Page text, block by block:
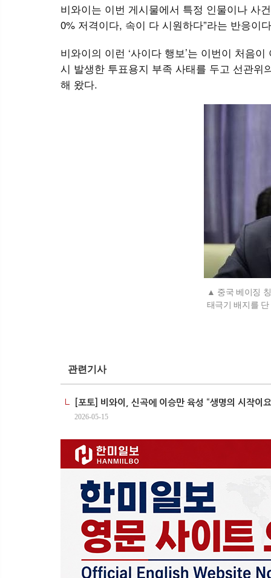
비와이는 이번 게시물에서 특정 인물이나 사
0% 저격이다, 속이 다 시원하다”라는 반응이
비와이의 이런 ‘사이다 행보’는 이번이 처음
시 발생한 투표용지 부족 사태를 두고 선관위
해 왔다.
중국 베이징
태극기 배지를
관련기사
[포토] 비와이, 신곡에 이승만 육성 “생명의 시작이
2026-05-15